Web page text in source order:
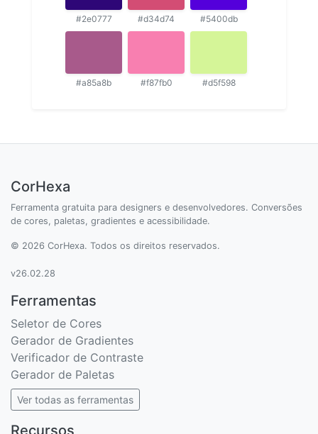
#2e0777 #d34d74 #5400db
#a85a8b #f87fb0 #d5f598
CorHexa
Ferramenta gratuita para designers e desenvolvedores. Conversões
de cores, paletas, gradientes e acessibilidade.
© 2026 CorHexa. Todos os direitos reservados.
v26.02.28
Ferramentas
Seletor de Cores
Gerador de Gradientes
Verificador de Contraste
Gerador de Paletas
Ver todas as ferramentas
Recursos